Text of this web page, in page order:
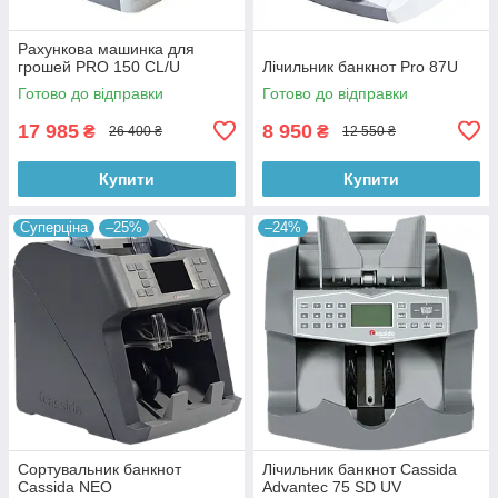
Рахункова машинка для
грошей PRO 150 CL/U
Готово до відправки
17 985 ₴ 26 400 ₴
Купити
Лічильник банкнот Pro 87U
Готово до відправки
8 950 ₴ 12 550 ₴
Купити
Суперціна –25%
Сортувальник банкнот
Cassida NEO
–24%
Лічильник банкнот Cassida
Advantec 75 SD UV